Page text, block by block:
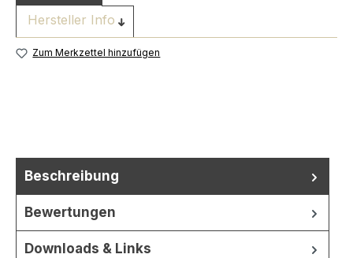
Hersteller Info
Zum Merkzettel hinzufügen
Beschreibung
Bewertungen
Downloads & Links